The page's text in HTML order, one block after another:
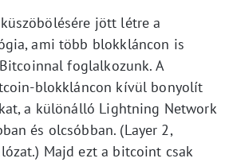
jött létre a
ami több blokkláncon is
foglalkozunk. A
blokkláncon kívül bonyolít
a különálló Lightning Network
és olcsóbban. (Layer 2,
Majd ezt a bitcoint csak